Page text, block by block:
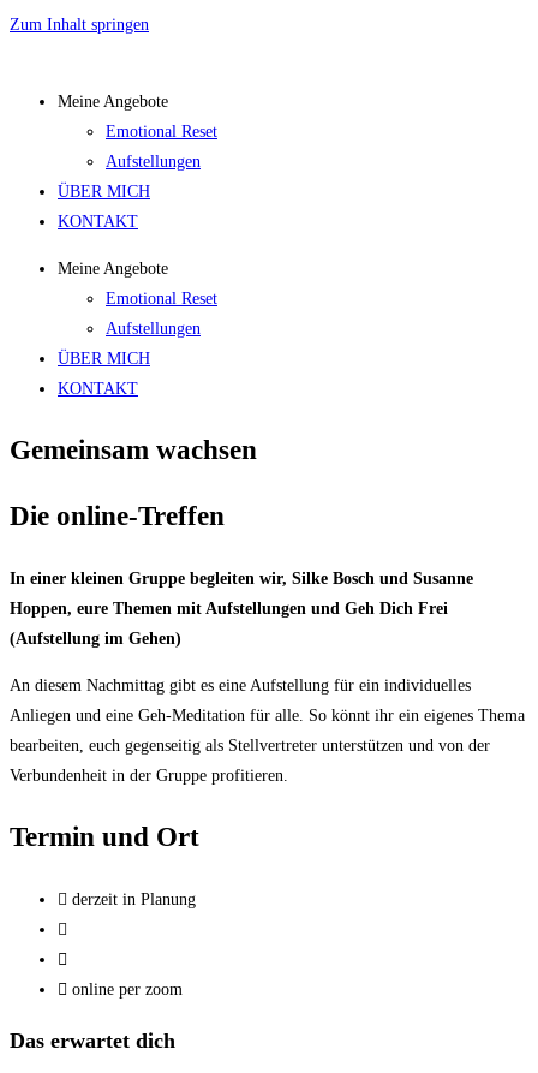
Zum Inhalt springen
Meine Angebote
Emotional Reset
Aufstellungen
ÜBER MICH
KONTAKT
Meine Angebote
Emotional Reset
Aufstellungen
ÜBER MICH
KONTAKT
Gemeinsam wachsen
Die online-Treffen
In einer kleinen Gruppe begleiten wir, Silke Bosch und Susanne
Hoppen, eure Themen mit Aufstellungen und Geh Dich Frei
(Aufstellung im Gehen)
An diesem Nachmittag gibt es eine Aufstellung für ein individuelles
Anliegen und eine Geh-Meditation für alle. So könnt ihr ein eigenes Thema
bearbeiten, euch gegenseitig als Stellvertreter unterstützen und von der
Verbundenheit in der Gruppe profitieren.
Termin und Ort
derzeit in Planung
online per zoom
Das erwartet dich